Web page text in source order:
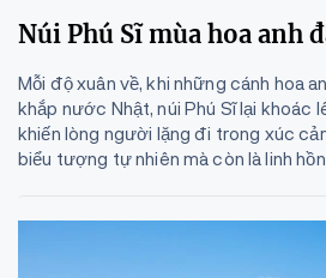
Núi Phú Sĩ mùa hoa anh
Mỗi độ xuân về, khi những cánh hoa
khắp nước Nhật, núi Phú Sĩ lại khoác
khiến lòng người lặng đi trong xúc
biểu tượng tự nhiên mà còn là linh